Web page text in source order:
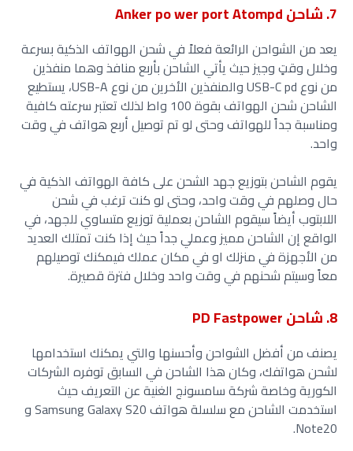
7. شاحن Anker po wer port Atompd
يعد من الشواحن الرائعة فعلاً في شحن الهواتف الذكية بسرعة
وخلال وقتٍ وجيز حيث يأتي الشاحن بأربع منافذ وهما منفذين
من نوع USB-C pd والمنفذين الأخرين من نوع USB-A، يستطيع
الشاحن شحن الهواتف بقوة 100 واط لذلك تعتبر سرعته كافية
ومناسبة جداً للهواتف وحتى لو تم توصيل أربع هواتف في وقت
واحد.
يقوم الشاحن بتوزيع جهد الشحن على كافة الهواتف الذكية في
حال وصلهم في وقت واحد، وحتى لو كنت ترغب في شحن
اللابتوب أيضاً سيقوم الشاحن بعملية توزيع متساوي للجهد، في
الواقع إن الشاحن مميز وعملي جداً حيث إذا كنت تمتلك العديد
من الأجهزة في منزلك او في مكان عملك فيمكنك توصيلهم
معاً وسيتم شحنهم في وقت واحد وخلال فترة قصيرة.
8. شاحن PD Fastpower
يصنف من أفضل الشواحن وأحسنها والتي يمكنك استخدامها
لشحن هواتفك، وكان هذا الشاحن في السابق توفره الشركات
الكورية وخاصة شركة سامسونج الغنية عن التعريف حيث
استخدمت الشاحن مع سلسلة هواتف Samsung Galaxy S20 و
Note20.